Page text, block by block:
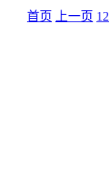
首页 上一页 1 2